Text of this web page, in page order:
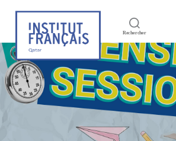
Rechercher
Institut
Français
du
Qatar